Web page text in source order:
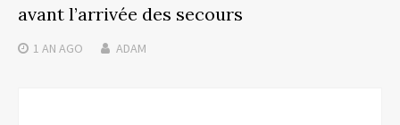
avant l’arrivée des secours
1 AN AGO ADAM